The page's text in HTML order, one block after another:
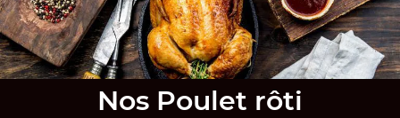
Nos Poulet rôti